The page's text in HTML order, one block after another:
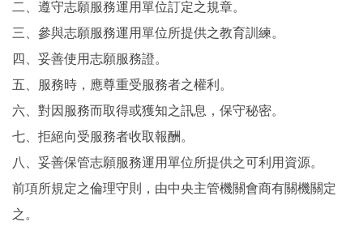
二、遵守志願服務運用單位訂定之規章。
三、參與志願服務運用單位所提供之教育訓練。
四、妥善使用志願服務證。
五、服務時，應尊重受服務者之權利。
六、對因服務而取得或獲知之訊息，保守秘密。
七、拒絕向受服務者收取報酬。
八、妥善保管志願服務運用單位所提供之可利用資源。
前項所規定之倫理守則，由中央主管機關會商有關機關定
之。